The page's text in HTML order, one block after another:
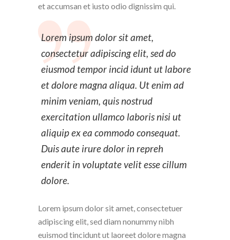
et accumsan et iusto odio dignissim qui.
Lorem ipsum dolor sit amet,
consectetur adipiscing elit, sed do
eiusmod tempor incid idunt ut labore
et dolore magna aliqua. Ut enim ad
minim veniam, quis nostrud
exercitation ullamco laboris nisi ut
aliquip ex ea commodo consequat.
Duis aute irure dolor in repreh
enderit in voluptate velit esse cillum
dolore.
Lorem ipsum dolor sit amet, consectetuer
adipiscing elit, sed diam nonummy nibh
euismod tincidunt ut laoreet dolore magna